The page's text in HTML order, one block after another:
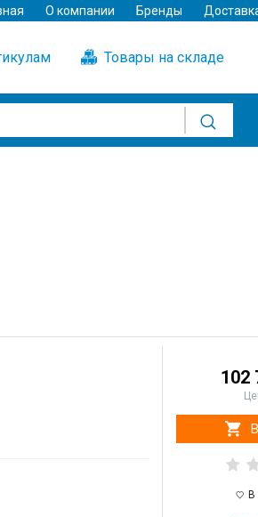
О компании Бренды
Товары на складе
102
В